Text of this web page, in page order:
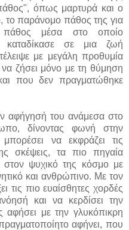
όπως μαρτυρά και ο
το παράνομο πάθος της για
μέσα στο οποίο
καταδίκασε σε μια ζωή
με μεγάλη προθυμία
ζήσει μόνο με τη θύμηση
που δεν πραγματώθηκε
αφήγησή του ανάμεσα στο
δίνοντας φωνή στην
να εκφράζει τις
σκέψεις, τα πιο πηγαία
στον ψυχικό της κόσμο με
και ανθρώπινο. Με τον
τις πιο ευαίσθητες χορδές
και να κερδίσει την
με την γλυκόπικρη
αφήνει, που